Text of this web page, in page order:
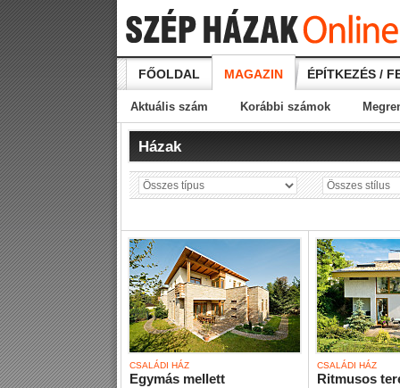
FŐOLDAL MAGAZIN ÉPÍTKEZÉS /
Aktuális szám Korábbi számok
Házak
CSALÁDI HÁZ
Egymás mellett
CSALÁDI HÁZ
Ritmusos